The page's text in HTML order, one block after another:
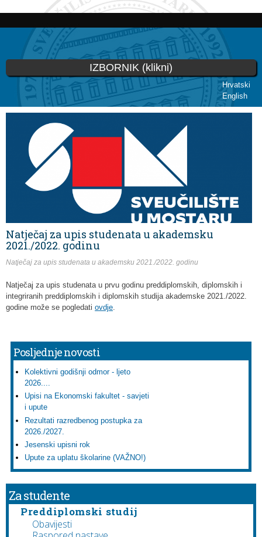
Skip to
content
Hrvatski
English
IZBORNIK (klikni)
You are here
Natječaj za upis studenata u akademsku
2021./2022. godinu
Natječaj za upis studenata u akademsku 2021./2022. godinu
Natječaj za upis studenata u prvu godinu preddiplomskih, diplomskih i
integriranih preddiplomskih i diplomskih studija akademske 2021./2022.
godine može se pogledati ovdje.
Posljednje novosti
Kolektivni godišnji odmor - ljeto
2026....
Upisi na Ekonomski fakultet - savjeti
i upute
Rezultati razredbenog postupka za
2026./2027.
Jesenski upisni rok
Upute za uplatu školarine (VAŽNO!)
Za studente
Preddiplomski studij
Obavijesti